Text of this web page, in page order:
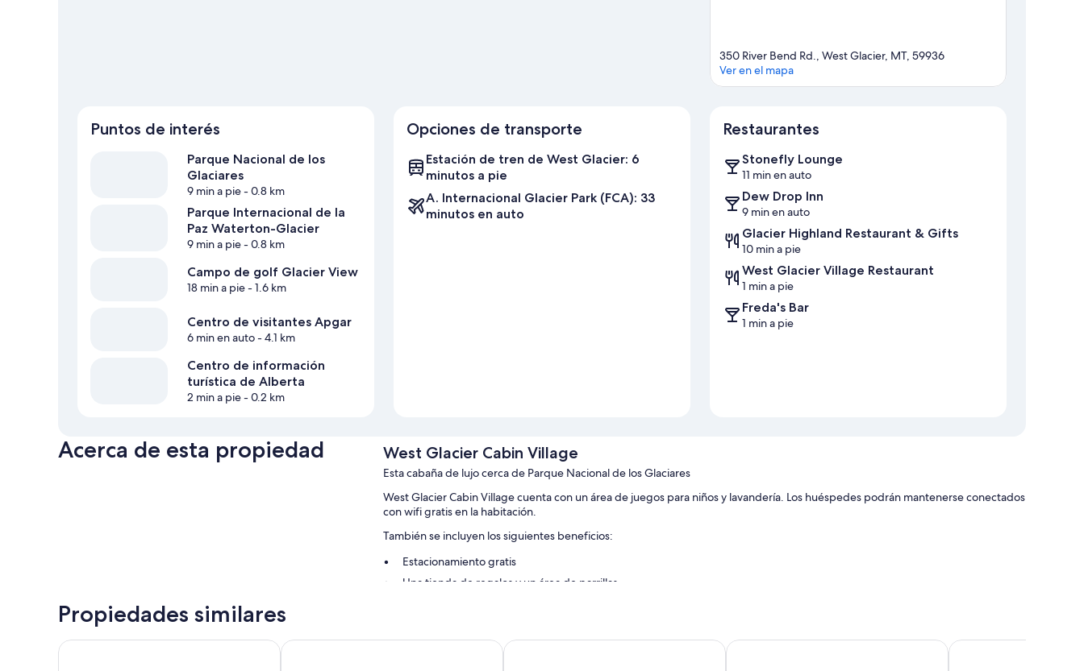
350 River Bend Rd., West Glacier, MT, 59936
Ver en el mapa
Puntos de interés
Parque Nacional de los
Glaciares
9 min a pie- 0.8 km
Parque Internacional de la
Paz Waterton-Glacier
9 min a pie- 0.8 km
Campo de golf Glacier View
18 min a pie- 1.6 km
Centro de visitantes Apgar
6 min en auto- 4.1 km
Centro de información
turística de Alberta
2 min a pie- 0.2 km
Opciones de transporte
Estación de tren de West Glacier: 6
minutos a pie
A. Internacional Glacier Park (FCA): 33
minutos en auto
Restaurantes
Stonefly Lounge
11 min en auto
Dew Drop Inn
9 min en auto
Glacier Highland Restaurant & Gifts
10 min a pie
West Glacier Village Restaurant
1 min a pie
Freda's Bar
1 min a pie
Acerca de esta propiedad West Glacier Cabin Village
Esta cabaña de lujo cerca de Parque Nacional de los Glaciares
West Glacier Cabin Village cuenta con un área de juegos para niños y lavandería. Los huéspedes podrán mantenerse conectados
con wifi gratis en la habitación.
También se incluyen los siguientes beneficios:
Estacionamiento gratis
Una tienda de regalos y un área de parrillas
Propiedades similares
Belton Chalet Mini Golden Inns Motel Silverwolf Log Chalet Resort Paddle Ridge Meadow Lake Resort